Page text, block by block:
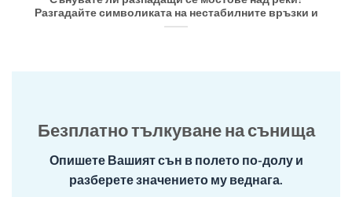
Разгадайте символиката на нестабилните връзки и
Безплатно тълкуване на сънища
Опишете Вашият сън в полето по-долу и
разберете значението му веднага.